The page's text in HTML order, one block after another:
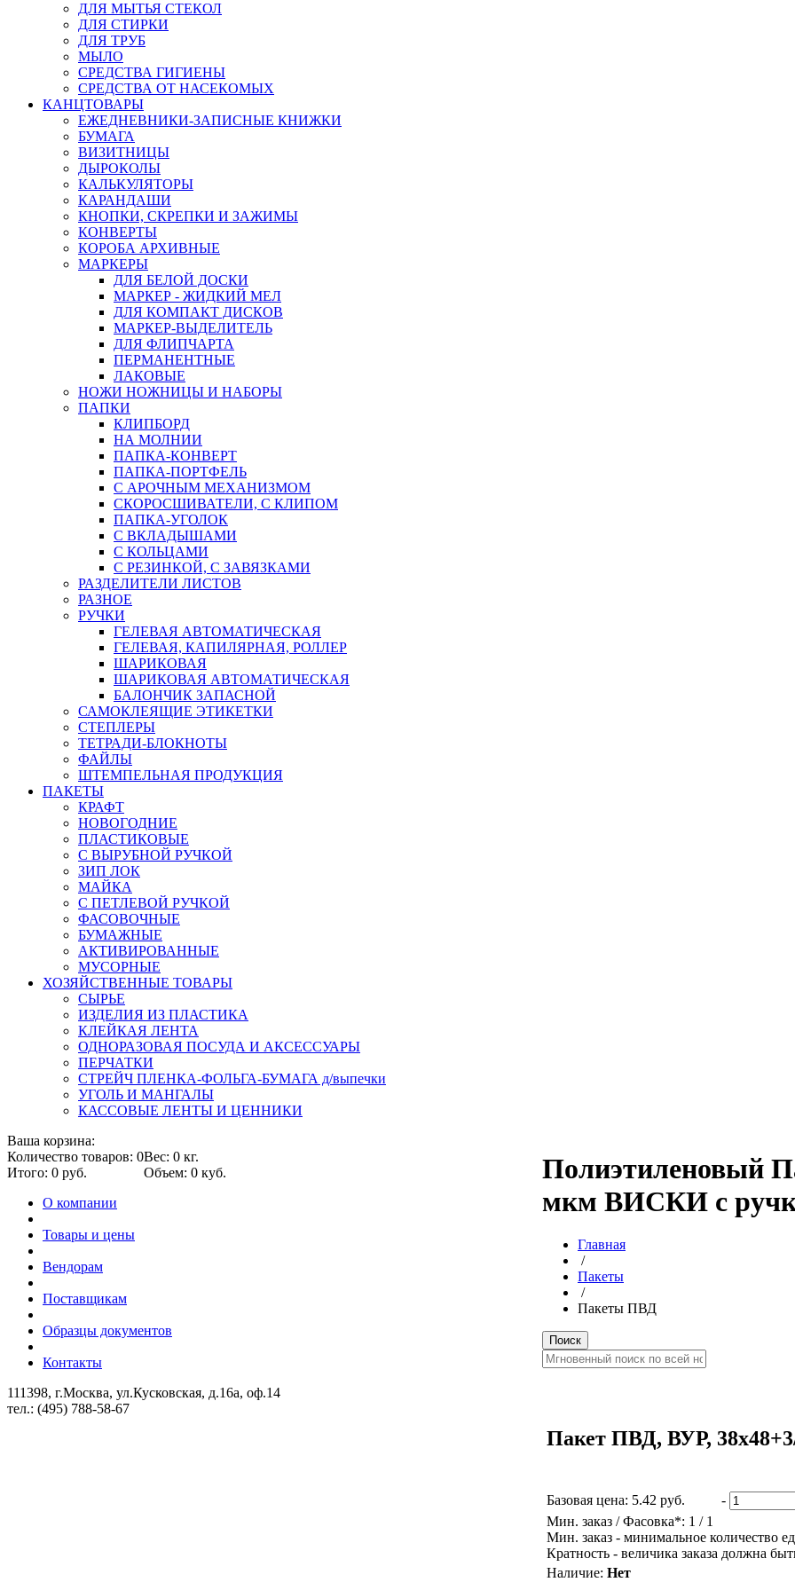
ДЛЯ МЫТЬЯ СТЕКОЛ
ДЛЯ СТИРКИ
ДЛЯ ТРУБ
МЫЛО
СРЕДСТВА ГИГИЕНЫ
СРЕДСТВА ОТ НАСЕКОМЫХ
КАНЦТОВАРЫ
ЕЖЕДНЕВНИКИ-ЗАПИСНЫЕ КНИЖКИ
БУМАГА
ВИЗИТНИЦЫ
ДЫРОКОЛЫ
КАЛЬКУЛЯТОРЫ
КАРАНДАШИ
КНОПКИ, СКРЕПКИ И ЗАЖИМЫ
КОНВЕРТЫ
КОРОБА АРХИВНЫЕ
МАРКЕРЫ
ДЛЯ БЕЛОЙ ДОСКИ
МАРКЕР - ЖИДКИЙ МЕЛ
ДЛЯ КОМПАКТ ДИСКОВ
МАРКЕР-ВЫДЕЛИТЕЛЬ
ДЛЯ ФЛИПЧАРТА
ПЕРМАНЕНТНЫЕ
ЛАКОВЫЕ
НОЖИ НОЖНИЦЫ И НАБОРЫ
ПАПКИ
КЛИПБОРД
НА МОЛНИИ
ПАПКА-КОНВЕРТ
ПАПКА-ПОРТФЕЛЬ
С АРОЧНЫМ МЕХАНИЗМОМ
СКОРОСШИВАТЕЛИ, С КЛИПОМ
ПАПКА-УГОЛОК
С ВКЛАДЫШАМИ
С КОЛЬЦАМИ
С РЕЗИНКОЙ, С ЗАВЯЗКАМИ
РАЗДЕЛИТЕЛИ ЛИСТОВ
РАЗНОЕ
РУЧКИ
ГЕЛЕВАЯ АВТОМАТИЧЕСКАЯ
ГЕЛЕВАЯ, КАПИЛЯРНАЯ, РОЛЛЕР
ШАРИКОВАЯ
ШАРИКОВАЯ АВТОМАТИЧЕСКАЯ
БАЛОНЧИК ЗАПАСНОЙ
САМОКЛЕЯЩИЕ ЭТИКЕТКИ
СТЕПЛЕРЫ
ТЕТРАДИ-БЛОКНОТЫ
ФАЙЛЫ
ШТЕМПЕЛЬНАЯ ПРОДУКЦИЯ
ПАКЕТЫ
КРАФТ
НОВОГОДНИЕ
ПЛАСТИКОВЫЕ
С ВЫРУБНОЙ РУЧКОЙ
ЗИП ЛОК
МАЙКА
С ПЕТЛЕВОЙ РУЧКОЙ
ФАСОВОЧНЫЕ
БУМАЖНЫЕ
АКТИВИРОВАННЫЕ
МУСОРНЫЕ
ХОЗЯЙСТВЕННЫЕ ТОВАРЫ
СЫРЬЕ
ИЗДЕЛИЯ ИЗ ПЛАСТИКА
КЛЕЙКАЯ ЛЕНТА
ОДНОРАЗОВАЯ ПОСУДА И АКСЕССУАРЫ
ПЕРЧАТКИ
СТРЕЙЧ ПЛЕНКА-ФОЛЬГА-БУМАГА д/выпечки
УГОЛЬ И МАНГАЛЫ
КАССОВЫЕ ЛЕНТЫ И ЦЕННИКИ
Полиэтиленовый
мкм ВИСКИ с
Главная
/
Пакеты
/
Пакеты ПВД
Пакет ПВД, ВУР,
Базовая цена: 5.42 руб.
-
Мин. заказ / Фасовка*: 1 / 1
Мин. заказ - минимальное количество
Кратность - величика заказа должна
Наличие: Нет
Ваша корзина:
Количество товаров: 0Вес: 0 кг.
Итого: 0 руб.
Объем: 0 куб.
О компании
Товары и цены
Вендорам
Поставщикам
Образцы документов
Контакты
111398, г.Москва, ул.Кусковская, д.16а, оф.14
тел.: (495) 788-58-67